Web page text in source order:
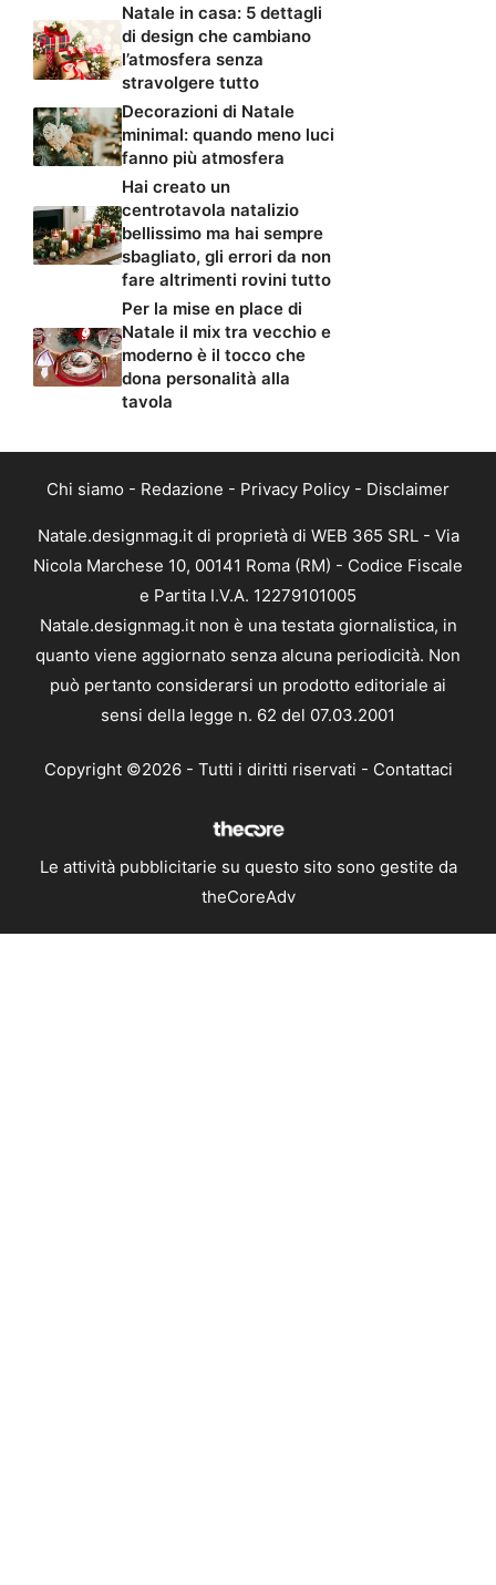
Natale in casa: 5 dettagli
di design che cambiano
l’atmosfera senza
stravolgere tutto
Decorazioni di Natale
minimal: quando meno luci
fanno più atmosfera
Hai creato un
centrotavola natalizio
bellissimo ma hai sempre
sbagliato, gli errori da non
fare altrimenti rovini tutto
Per la mise en place di
Natale il mix tra vecchio e
moderno è il tocco che
dona personalità alla
tavola
Chi siamo - Redazione - Privacy Policy - Disclaimer
Natale.designmag.it di proprietà di WEB 365 SRL - Via
Nicola Marchese 10, 00141 Roma (RM) - Codice Fiscale
e Partita I.V.A. 12279101005
Natale.designmag.it non è una testata giornalistica, in
quanto viene aggiornato senza alcuna periodicità. Non
può pertanto considerarsi un prodotto editoriale ai
sensi della legge n. 62 del 07.03.2001
Copyright ©2026 - Tutti i diritti riservati - Contattaci
Le attività pubblicitarie su questo sito sono gestite da
theCoreAdv